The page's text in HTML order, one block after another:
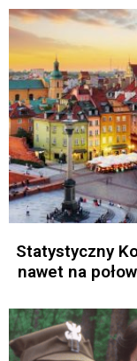
Statystyczny
nawet na